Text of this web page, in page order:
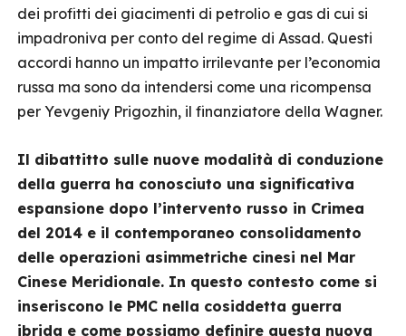
dei profitti dei giacimenti di petrolio e gas di cui si
impadroniva per conto del regime di Assad. Questi
accordi hanno un impatto irrilevante per l’economia
russa ma sono da intendersi come una ricompensa
per Yevgeniy Prigozhin, il finanziatore della Wagner.
Il dibattitto sulle nuove modalità di conduzione
della guerra ha conosciuto una significativa
espansione dopo l’intervento russo in Crimea
del 2014 e il contemporaneo consolidamento
delle operazioni asimmetriche cinesi nel Mar
Cinese Meridionale. In questo contesto come si
inseriscono le PMC nella cosiddetta guerra
ibrida e come possiamo definire questa nuova